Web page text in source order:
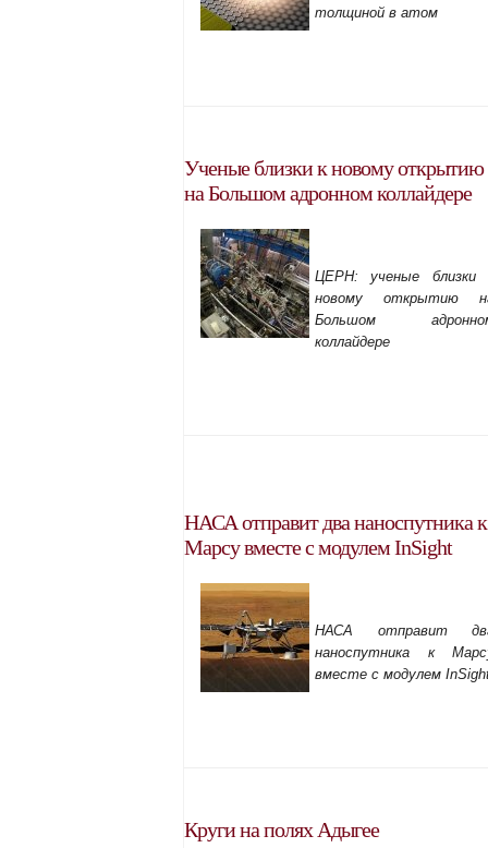
толщиной в атом
Ученые близки к новому открытию
на Большом адронном коллайдере
ЦЕРН: ученые близки
новому открытию
Большом
коллайдере
НАСА отправит два наноспутника к
Марсу вместе с модулем InSight
НАСА отправит
наноспутника к
вместе с модулем
Круги на полях Адыгее